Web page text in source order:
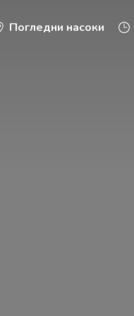
Погледни насоки